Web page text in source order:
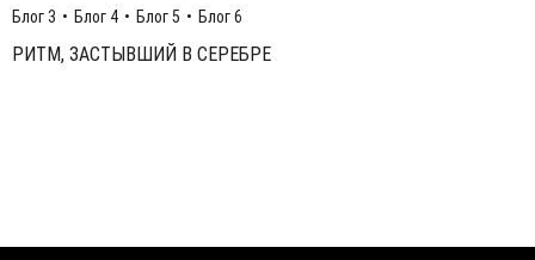
Блог 3 Блог 4 Блог 5 Блог 6
РИТМ, ЗАСТЫВШИЙ В СЕРЕБРЕ